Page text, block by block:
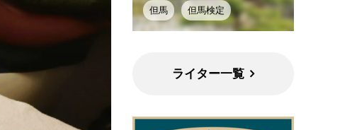
但馬 但馬検定
ライター一覧